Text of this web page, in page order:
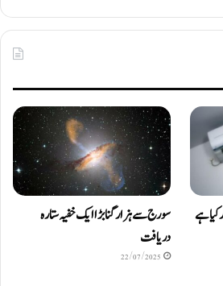
کیا ہے
سورج سے ہزار گنا بڑا ایک خفیہ ستارہ
دریافت
22/07/2025